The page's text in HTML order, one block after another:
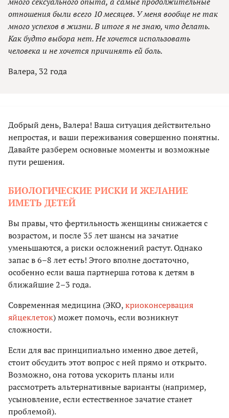
отношения были всего 10 месяцев. У меня вообще не так
много успехов в жизни. В итоге я не знаю, что делать.
Как будто выбора нет. Не хочется использовать
человека и не хочется причинять ей боль.
Валера, 32 года
Добрый день, Валера! Ваша ситуация действительно
непростая, и ваши переживания совершенно понятны.
Давайте разберем основные моменты и возможные
пути решения.
БИОЛОГИЧЕСКИЕ РИСКИ И ЖЕЛАНИЕ
ИМЕТЬ ДЕТЕЙ
Вы правы, что фертильность женщины снижается с
возрастом, и после 35 лет шансы на зачатие
уменьшаются, а риски осложнений растут. Однако
запас в 6–8 лет есть! Этого вполне достаточно,
особенно если ваша партнерша готова к детям в
ближайшие 2–3 года.
Современная медицина (ЭКО,криоконсервация
яйцеклеток) может помочь, если возникнут
сложности.
Если для вас принципиально именно двое детей,
стоит обсудить этот вопрос с ней прямо и открыто.
Возможно, она готова ускорить планы или
рассмотреть альтернативные варианты (например,
усыновление, если естественное зачатие станет
проблемой).